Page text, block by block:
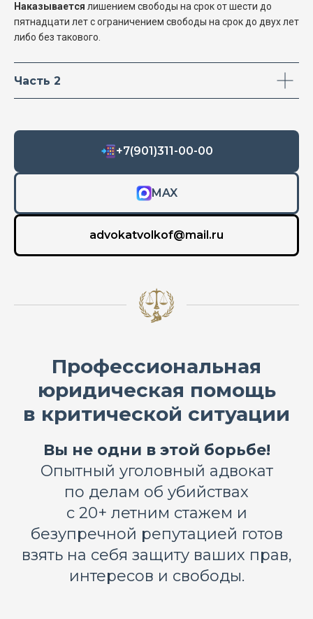
Наказывается лишением свободы на срок от шести до
пятнадцати лет с ограничением свободы на срок до двух лет
либо без такового.
Часть 2
+7(901)311-00-00
MAX
advokatvolkof@mail.ru
Профессиональная
юридическая помощь
в критической ситуации
Вы не одни в этой борьбе!
Опытный уголовный адвокат
по делам об убийствах
с 20+ летним стажем и
безупречной репутацией готов
взять на себя защиту ваших прав,
интересов и свободы.